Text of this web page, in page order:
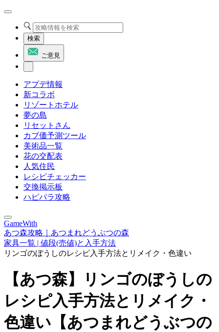
検索
ご意見
アプデ情報
新コラボ
リゾートホテル
夢の島
リセットさん
カブ価予測ツール
美術品一覧
花の交配表
人気住民
レシピチェッカー
交換掲示板
ハピパラ攻略
GameWith
あつ森攻略｜あつまれどうぶつの森
家具一覧 | 値段(売値)と入手方法
リンゴのぼうしのレシピ入手方法とリメイク・色違い
【あつ森】リンゴのぼうしの
レシピ入手方法とリメイク・
色違い【あつまれどうぶつの